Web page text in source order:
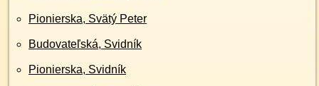
Pionierska, Svätý Peter
Budovateľská, Svidník
Pionierska, Svidník